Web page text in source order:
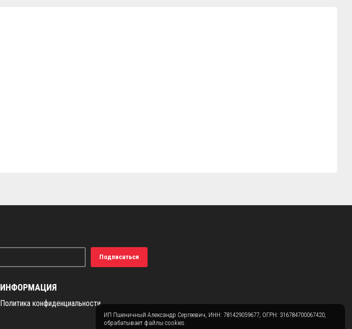
Подписаться
ИНФОРМАЦИЯ
Политика конфиденциальности
ИП Пшеничный Александр Сергеевич, ИНН: 781429059677, ОГРН: 316784700067420,
обрабатывает файлы cookies.